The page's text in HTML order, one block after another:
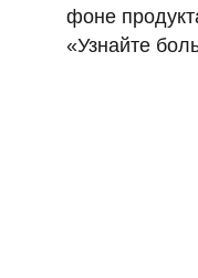
фоне
«Узнайте